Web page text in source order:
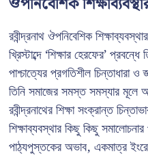
রবীন্দ্রনাথ ঔপনিবেশিক
খ্রিস্টাব্দে ‘শিক্ষার হেরফের’
পাশ্চাত্যের প্রগতিশীল চিন্তাধারা
তিনি সমাজের সমস্ত সমস্যার মূলে
রবীন্দ্রনাথের শিক্ষা সংক্রান্ত
শিক্ষাব্যবস্থার কিছু কিছু
পাঠ্যপুস্তকের অভাব, একমাত্র